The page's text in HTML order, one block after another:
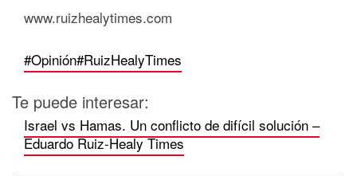
www.ruizhealytimes.com
#Opinión#RuizHealyTimes
Te puede interesar:
Israel vs Hamas. Un conflicto de difícil solución –
Eduardo Ruiz-Healy Times